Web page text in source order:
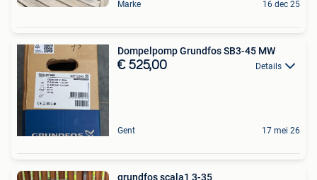
Marke 16 dec 25
Dompelpomp Grundfos SB3-45 MW
€ 525,00 Details
Gent 17 mei 26
grundfos scala1 3-35